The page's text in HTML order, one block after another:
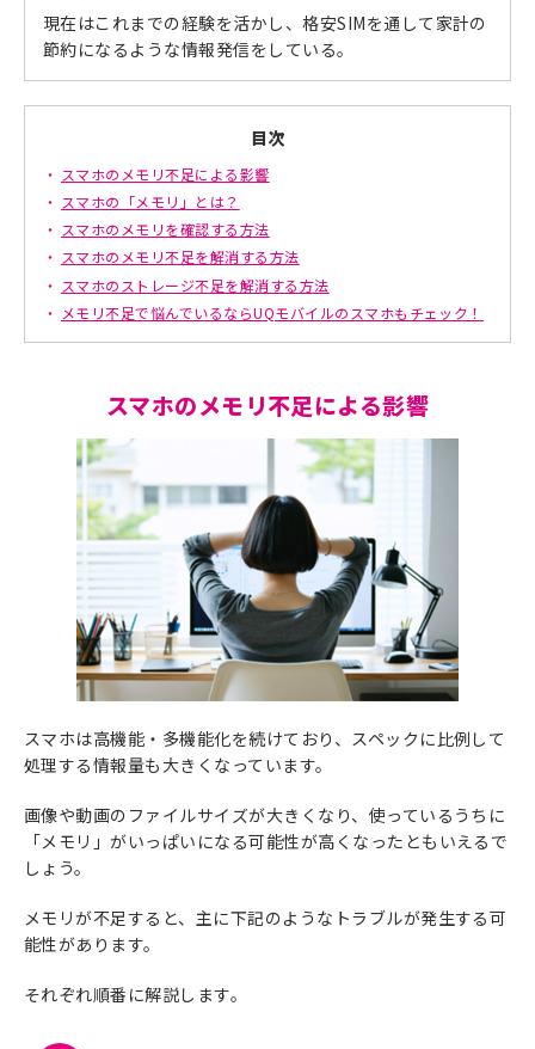
現在はこれまでの経験を活かし、格安SIMを通して家計の
節約になるような情報発信をしている。
目次
スマホのメモリ不足による影響
スマホの「メモリ」とは？
スマホのメモリを確認する方法
スマホのメモリ不足を解消する方法
スマホのストレージ不足を解消する方法
メモリ不足で悩んでいるならUQモバイルのスマホもチェック！
スマホのメモリ不足による影響
スマホは高機能・多機能化を続けており、スペックに比例して
処理する情報量も大きくなっています。
画像や動画のファイルサイズが大きくなり、使っているうちに
「メモリ」がいっぱいになる可能性が高くなったともいえるで
しょう。
メモリが不足すると、主に下記のようなトラブルが発生する可
能性があります。
それぞれ順番に解説します。